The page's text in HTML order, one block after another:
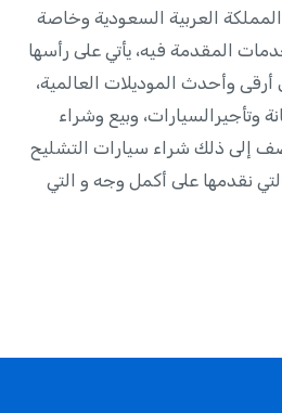
العربية السعودية وخاصة
المقدمة فيه، يأتي على رأسها
وأحدث الموديلات العالمية،
وبيع وشراء
إلى ذلك شراء سيارات التشليح
نقدمها على أكمل وجه و التي